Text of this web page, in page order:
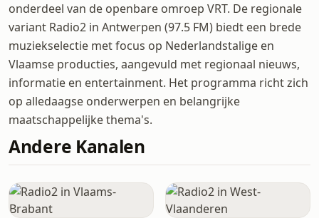
onderdeel van de openbare omroep VRT. De regionale
variant Radio2 in Antwerpen (97.5 FM) biedt een brede
muziekselectie met focus op Nederlandstalige en
Vlaamse producties, aangevuld met regionaal nieuws,
informatie en entertainment. Het programma richt zich
op alledaagse onderwerpen en belangrijke
maatschappelijke thema's.
Andere Kanalen